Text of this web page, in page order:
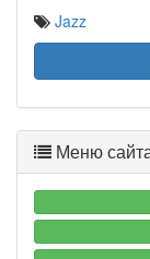
Jazz
Меню